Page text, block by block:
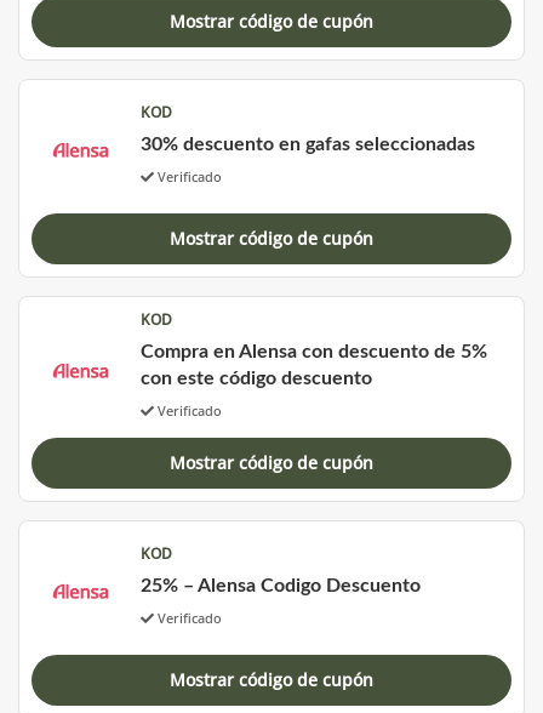
Mostrar código de cupón
KOD
30% descuento en gafas seleccionadas
Verificado
Mostrar código de cupón
KOD
Compra en Alensa con descuento de 5%
con este código descuento
Verificado
Mostrar código de cupón
KOD
25% – Alensa Codigo Descuento
Verificado
Mostrar código de cupón